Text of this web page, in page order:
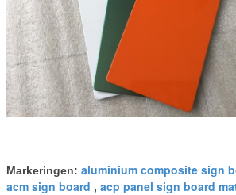
Markeringen: aluminium composite sign
acm sign board , acp panel sign board